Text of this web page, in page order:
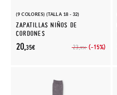
(9 COLORES) (TALLA 18 - 32)
ZAPATILLAS NIÑOS DE
CORDONES
23,95€ (-15%)
20,35€